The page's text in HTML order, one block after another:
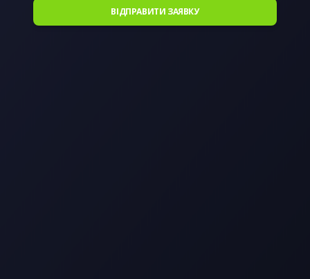
ВІДПРАВИТИ ЗАЯВКУ